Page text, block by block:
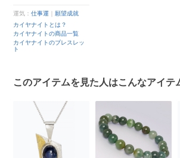
運気：仕事運
願望成就
カイヤナイトとは？
カイヤナイトの商品一覧
カイヤナイトのブレスレッ
ト
このアイテムを見た人はこんなアイテ